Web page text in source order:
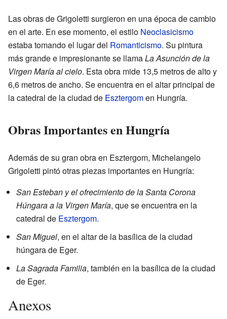
Las obras de Grigoletti surgieron en una época de cambio
en el arte. En ese momento, el estilo Neoclasicismo
estaba tomando el lugar del Romanticismo. Su pintura
más grande e impresionante se llamaLa Asunción de la
Virgen María al cielo. Esta obra mide 13,5 metros de alto y
6,6 metros de ancho. Se encuentra en el altar principal de
la catedral de la ciudad de Esztergomen Hungría.
Obras Importantes en Hungría
Además de su gran obra en Esztergom, Michelangelo
Grigoletti pintó otras piezas importantes en Hungría:
San Esteban y el ofrecimiento de la Santa Corona
Húngara a la Virgen María, que se encuentra en la
catedral de Esztergom.
San Miguel, en el altar de la basílica de la ciudad
húngara de Eger.
La Sagrada Familia, también en la basílica de la ciudad
de Eger.
Anexos